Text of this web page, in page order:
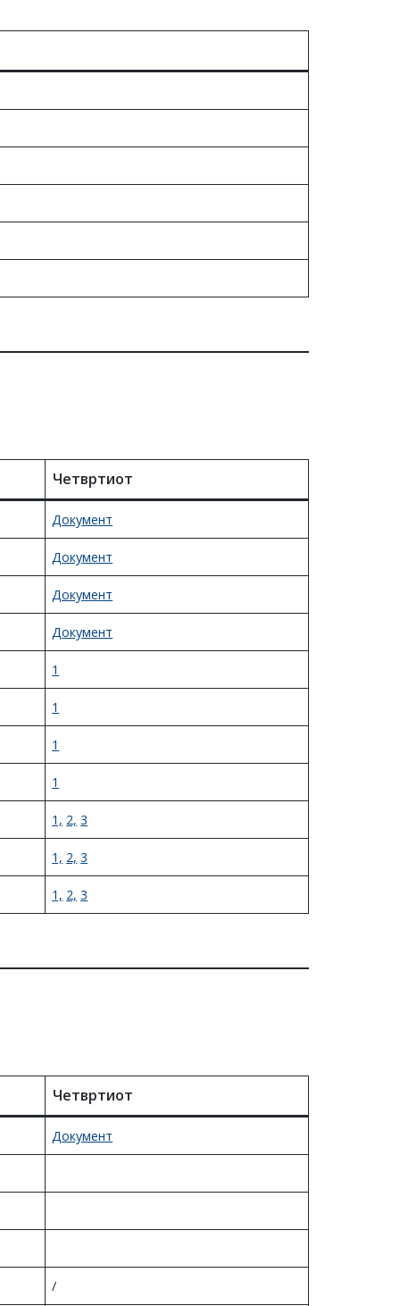
Четвртиот
Документ
Документ
Документ
Документ
1
1
1
1
1, 2, 3
1, 2, 3
1, 2, 3
Четвртиот
Документ
/